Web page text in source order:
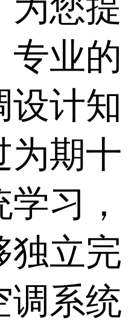
专业的
设计知
为期十
习，
独立完
调系统